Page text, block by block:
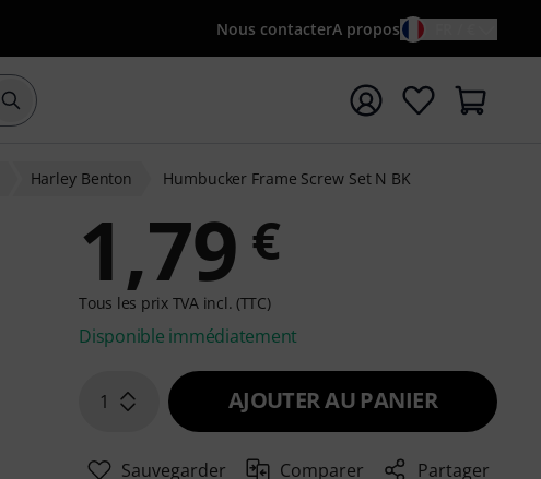
Nous contacterA propos
Démarrer la recherche avec le terme de recherche
Harley Benton Humbucker Frame Screw Set N BK
1,79 €
Tous les prix TVA incl. (TTC)
Disponible immédiatement
1 AJOUTER AU PANIER
Sauvegarder Comparer Partager